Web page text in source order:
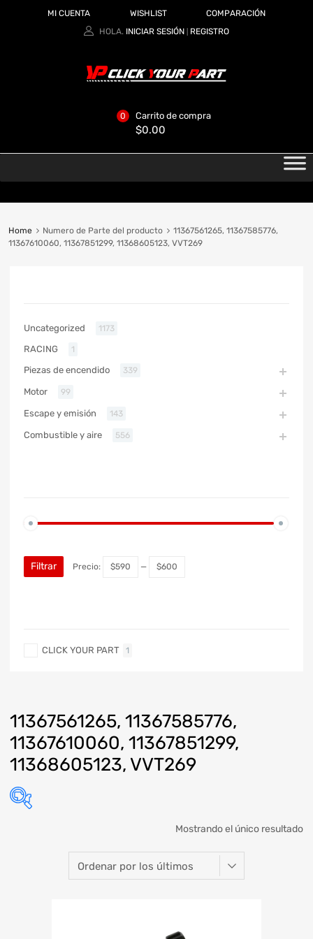
MI CUENTA WISHLIST
COMPARACIÓN
HOLA. INICIAR SESIÓN REGISTRO
Carrito de compra
$0.00
0
Home Numero de Parte del producto
11367561265, 11367585776,
11367610060, 11367851299, 11368605123, VVT269
11367561265, 11367585776,
11367610060, 11367851299,
11368605123, VVT269
Mostrando el único resultado
Uncategorized 1173
RACING 1
Piezas de encendido 339
Motor 99
Escape y emisión 143
Combustible y aire 556
Filtrar Precio: $590 — $600
CLICK YOUR PART 1